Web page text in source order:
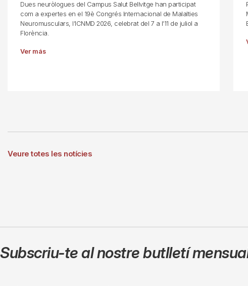
Dues neuròlogues del Campus Salut Bellvitge han participat
com a expertes en el 19è Congrés Internacional de Malalties
Neuromusculars, l’ICNMD 2026, celebrat del 7 a l’11 de juliol a
Florència.
Ver más
Veure totes les notícies
Subscriu-te al nostre butlletí